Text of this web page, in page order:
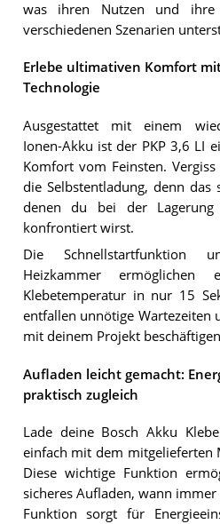
was ihren Nutzen und ihre
verschiedenen Szenarien
Erlebe ultimativen Komfort
Technologie
Ausgestattet mit einem
Ionen-Akku ist der PKP 3,6 LI
Komfort vom Feinsten.
die Selbstentladung, denn
denen du bei der Lagerung
konfrontiert wirst.
Die Schnellstartfunktion
Heizkammer
Klebetemperatur in nur 15
entfallen unnötige Wartezeiten
mit deinem Projekt
Aufladen leicht gemacht:
praktisch zugleich
Lade deine Bosch Akku
einfach mit dem mitgelieferten
Diese wichtige Funktion
sicheres Aufladen, wann
Funktion sorgt für